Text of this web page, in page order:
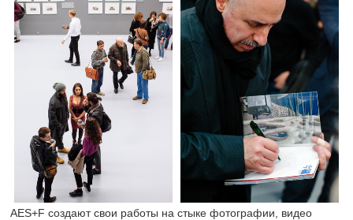
AES+F создают свои работы на стыке фотографии, видео